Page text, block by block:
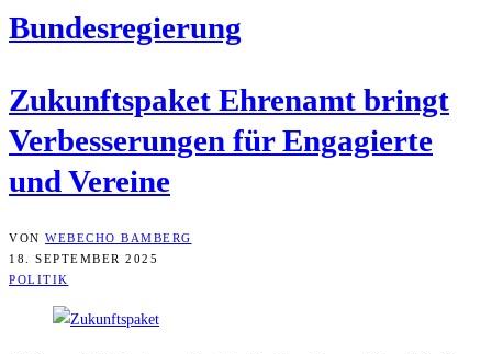
Bun­des­re­gie­rung
Zukunfts­pa­ket Ehren­amt bringt
Ver­bes­se­run­gen für Enga­gier­te
und Vereine
VON WEBECHO BAMBERG
18. SEPTEMBER 2025
POLITIK